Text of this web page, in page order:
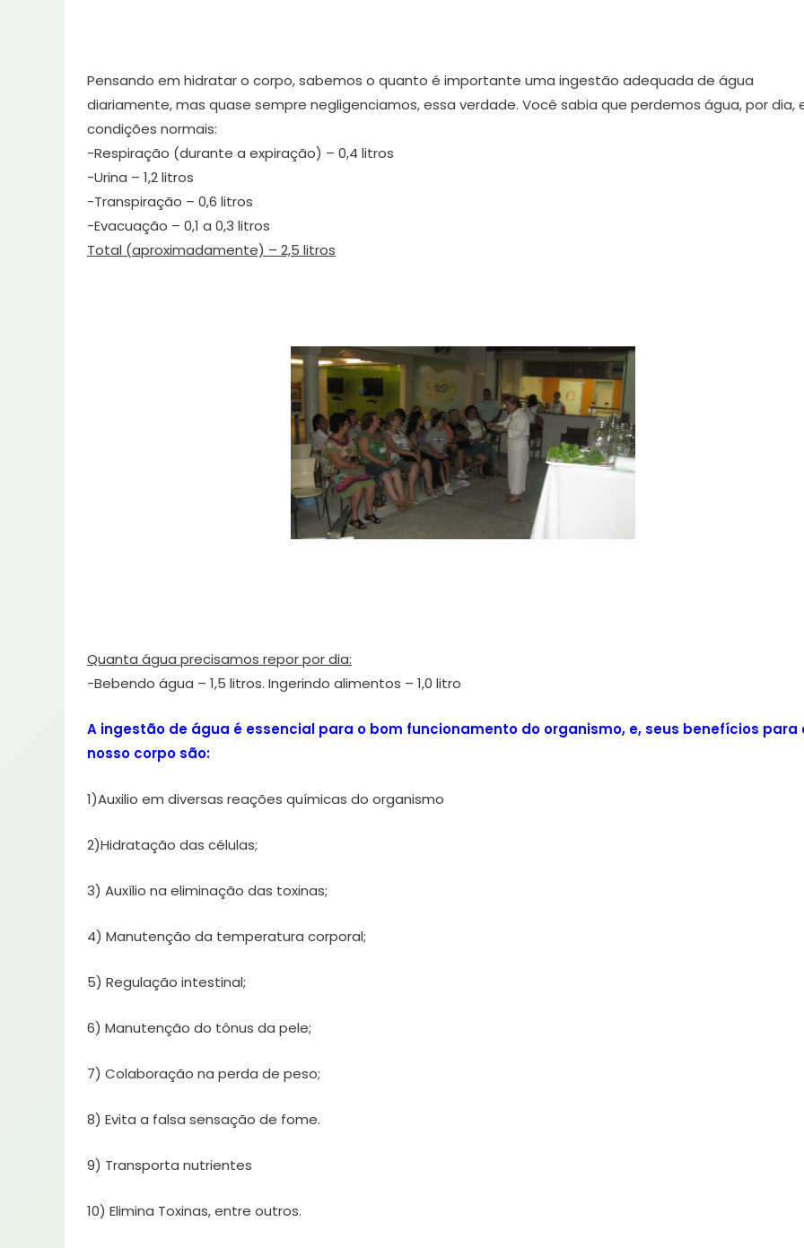
Pensando em hidratar o corpo, sabemos o quanto é importante uma ingestão adequada de água
diariamente, mas quase sempre negligenciamos, essa verdade. Você sabia que perdemos água, por dia,
condições normais:
-Respiração (durante a expiração) – 0,4 litros
-Urina – 1,2 litros
-Transpiração – 0,6 litros
-Evacuação – 0,1 a 0,3 litros
Total (aproximadamente) – 2,5 litros
Quanta água precisamos repor por dia:
-Bebendo água – 1,5 litros. Ingerindo alimentos – 1,0 litro
A ingestão de água é essencial para o bom funcionamento do organismo, e, seus benefícios para
nosso corpo são:
1)Auxilio em diversas reações químicas do organismo
2)Hidratação das células;
3) Auxílio na eliminação das toxinas;
4) Manutenção da temperatura corporal;
5) Regulação intestinal;
6) Manutenção do tônus da pele;
7) Colaboração na perda de peso;
8) Evita a falsa sensação de fome.
9) Transporta nutrientes
10) Elimina Toxinas, entre outros.